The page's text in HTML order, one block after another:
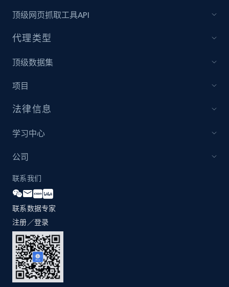
顶级网页抓取工具API
代理类型
顶级数据集
项目
法律信息
学习中心
公司
联系我们
联系数据专家
注册／登录